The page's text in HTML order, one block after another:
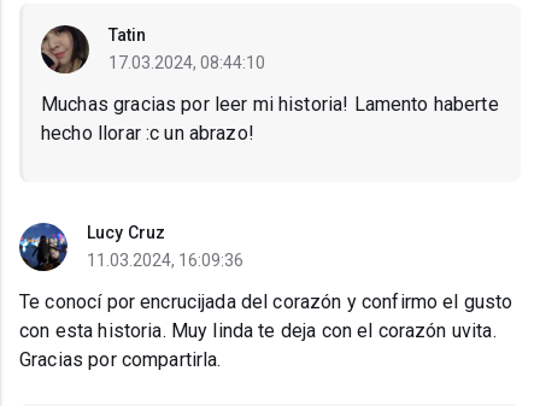
Tatin
17.03.2024, 08:44:10
Muchas gracias por leer mi historia! Lamento haberte
hecho llorar :c un abrazo!
Lucy Cruz
11.03.2024, 16:09:36
Te conocí por encrucijada del corazón y confirmo el gusto
con esta historia. Muy linda te deja con el corazón uvita.
Gracias por compartirla.